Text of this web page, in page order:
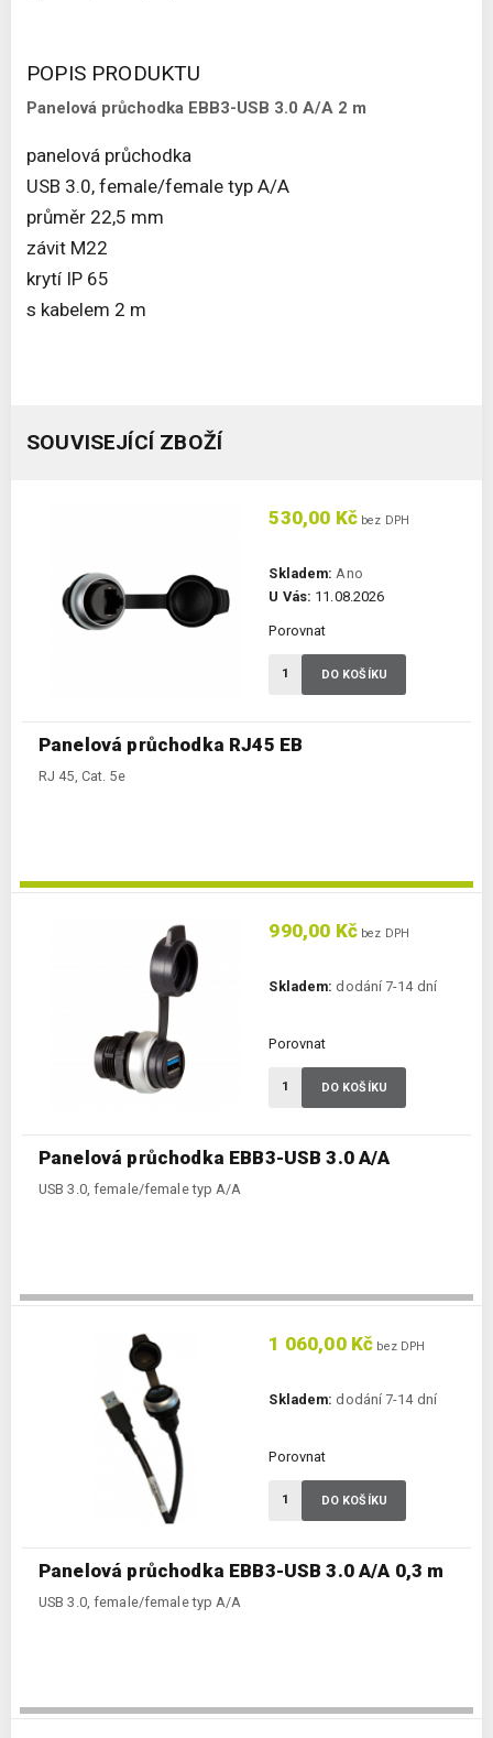
POPIS PRODUKTU
Panelová průchodka EBB3-USB 3.0 A/A 2 m
panelová průchodka
USB 3.0, female/female typ A/A
průměr 22,5 mm
závit M22
krytí IP 65
s kabelem 2 m
SOUVISEJÍCÍ ZBOŽÍ
Panelová průchodka RJ45 EB
RJ 45, Cat. 5e
530,00 Kč bez DPH
Skladem: Ano
U Vás: 11.08.2026
Porovnat
DO KOŠÍKU
Panelová průchodka EBB3-USB 3.0 A/A
USB 3.0, female/female typ A/A
990,00 Kč bez DPH
Skladem: dodání 7-14 dní
Porovnat
DO KOŠÍKU
Panelová průchodka EBB3-USB 3.0 A/A 0,3 m
USB 3.0, female/female typ A/A
1 060,00 Kč bez DPH
Skladem: dodání 7-14 dní
Porovnat
DO KOŠÍKU